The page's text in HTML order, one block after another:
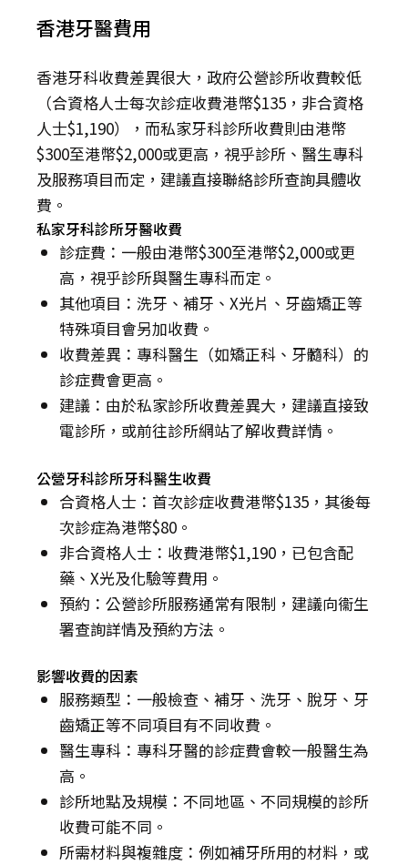
香港牙醫費用
香港牙科收費差異很大，政府公營診所收費較低
（合資格人士每次診症收費港幣$135，非合資格
人士$1,190），而私家牙科診所收費則由港幣
$300至港幣$2,000或更高，視乎診所、醫生專科
及服務項目而定，建議直接聯絡診所查詢具體收
費。
私家牙科診所牙醫收費
診症費：一般由港幣$300至港幣$2,000或更
高，視乎診所與醫生專科而定。
其他項目：洗牙、補牙、X光片、牙齒矯正等
特殊項目會另加收費。
收費差異：專科醫生（如矯正科、牙髓科）的
診症費會更高。
建議：由於私家診所收費差異大，建議直接致
電診所，或前往診所網站了解收費詳情。
公營牙科診所牙科醫生收費
合資格人士：首次診症收費港幣$135，其後每
次診症為港幣$80。
非合資格人士：收費港幣$1,190，已包含配
藥、X光及化驗等費用。
預約：公營診所服務通常有限制，建議向衞生
署查詢詳情及預約方法。
影響收費的因素
服務類型：一般檢查、補牙、洗牙、脫牙、牙
齒矯正等不同項目有不同收費。
醫生專科：專科牙醫的診症費會較一般醫生為
高。
診所地點及規模：不同地區、不同規模的診所
收費可能不同。
所需材料與複雜度：例如補牙所用的材料，或